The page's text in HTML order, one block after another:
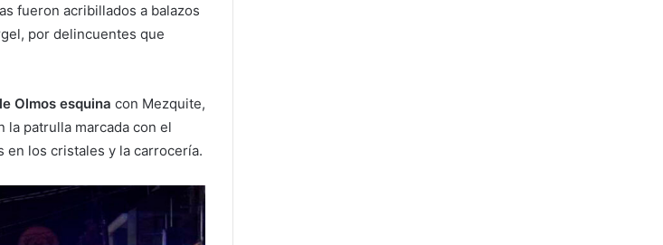
fueron acribillados a balazos
por delincuentes que
Olmos esquina con Mezquite,
patrulla marcada con el
en los cristales y la carrocería.